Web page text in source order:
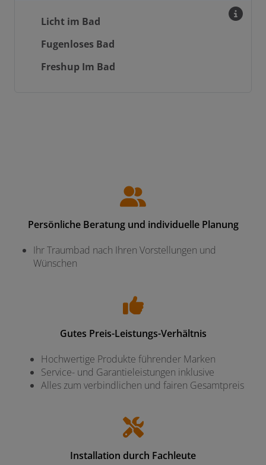
Licht im Bad
Fugenloses Bad
Freshup Im Bad
Persönliche Beratung und individuelle Planung
Ihr Traumbad nach Ihren Vorstellungen und
Wünschen
Gutes Preis-Leistungs-Verhältnis
Hochwertige Produkte führender Marken
Service- und Garantieleistungen inklusive
Alles zum verbindlichen und fairen Gesamtpreis
Installation durch Fachleute